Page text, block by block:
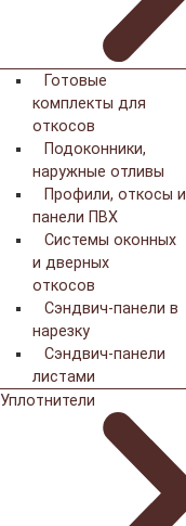
Готовые
комплекты для
откосов
Подоконники,
наружные отливы
Профили, откосы и
панели ПВХ
Системы оконных
и дверных
откосов
Сэндвич-панели в
нарезку
Сэндвич-панели
листами
Уплотнители